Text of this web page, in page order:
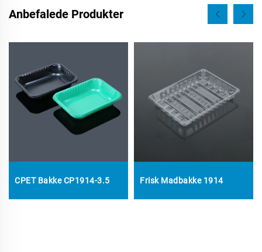
Anbefalede Produkter
CPET Bakke CP1914-3.5 Frisk Madbakke 1914